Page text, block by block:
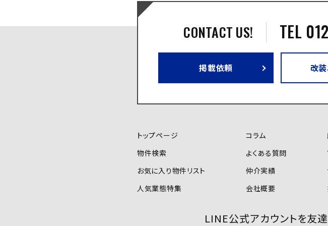
CONTACT US! TEL
掲載依頼 改
トップページ
物件検索
お気に入り物件リスト
人気業態特集
コラム
よくある質問
仲介実績
会社概要
LINE公式アカウントを友